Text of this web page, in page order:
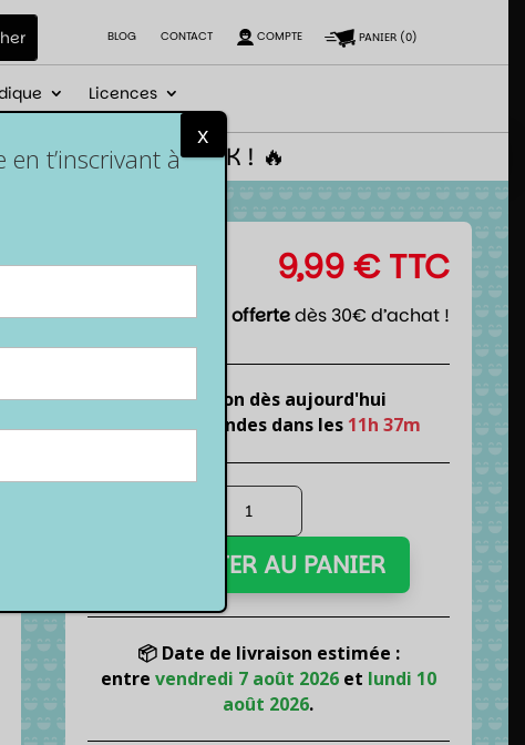
BLOG CONTACT COMPTE PANIER(0)
Licences
code NEWGEEK ! 🔥
9,99€ TTC
Livraison offertedès 30€ d’achat !
Expédition dès aujourd'hui
si tu commandes dans les 11h 37m
de
souris
pour
AJOUTER AU PANIER
📦 Date de livraison estimée :
entre vendredi 7 août 2026et lundi 10
août 2026.
t’inscrivant à
x